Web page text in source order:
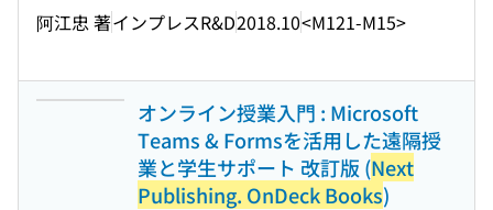
阿江忠 著インプレスR&D2018.10<M121-M15>
オンライン授業入門 : Microsoft
Teams & Formsを活用した遠隔授
業と学生サポート 改訂版 (Next
Publishing. OnDeck Books)